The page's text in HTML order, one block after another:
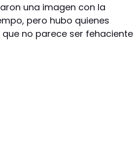
una imagen con la
pero hubo quienes
no parece ser fehaciente